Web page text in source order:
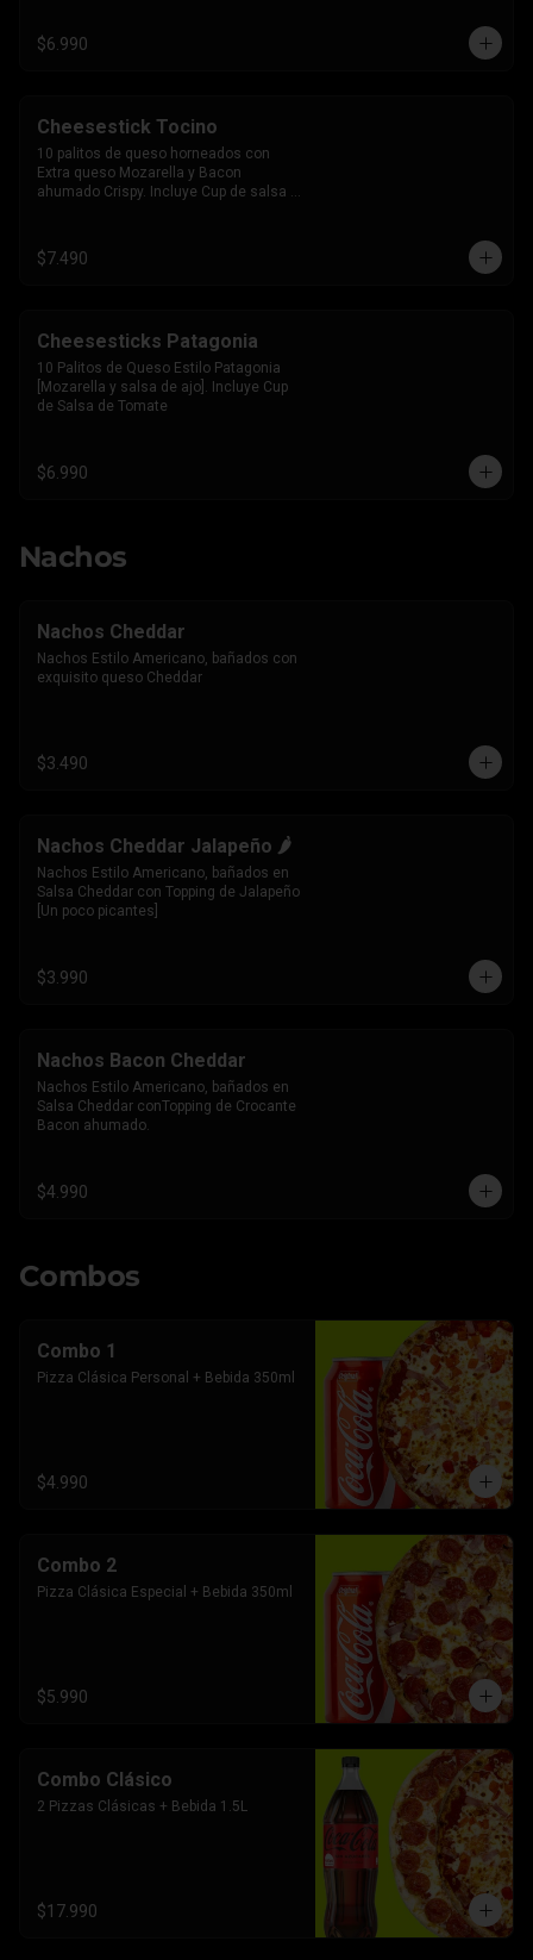
$6.990
Cheesestick Tocino
10 palitos de queso horneados con
Extra queso Mozarella y Bacon
ahumado Crispy. Incluye Cup de salsa
$7.490
Cheesesticks Patagonia
10 Palitos de Queso Estilo Patagonia
[Mozarella y salsa de ajo]. Incluye Cup
de Salsa de Tomate
$6.990
Nachos
Nachos Cheddar
Nachos Estilo Americano, bañados con
exquisito queso Cheddar
$3.490
Nachos Cheddar Jalapeño 🌶️
Nachos Estilo Americano, bañados en
Salsa Cheddar con Topping de Jalapeño
[Un poco picantes]
$3.990
Nachos Bacon Cheddar
Nachos Estilo Americano, bañados en
Salsa Cheddar conTopping de Crocante
Bacon ahumado.
$4.990
Combos
Combo 1
Pizza Clásica Personal + Bebida 350ml
$4.990
Combo 2
Pizza Clásica Especial + Bebida 350ml
$5.990
Combo Clásico
2 Pizzas Clásicas + Bebida 1.5L
$17.990